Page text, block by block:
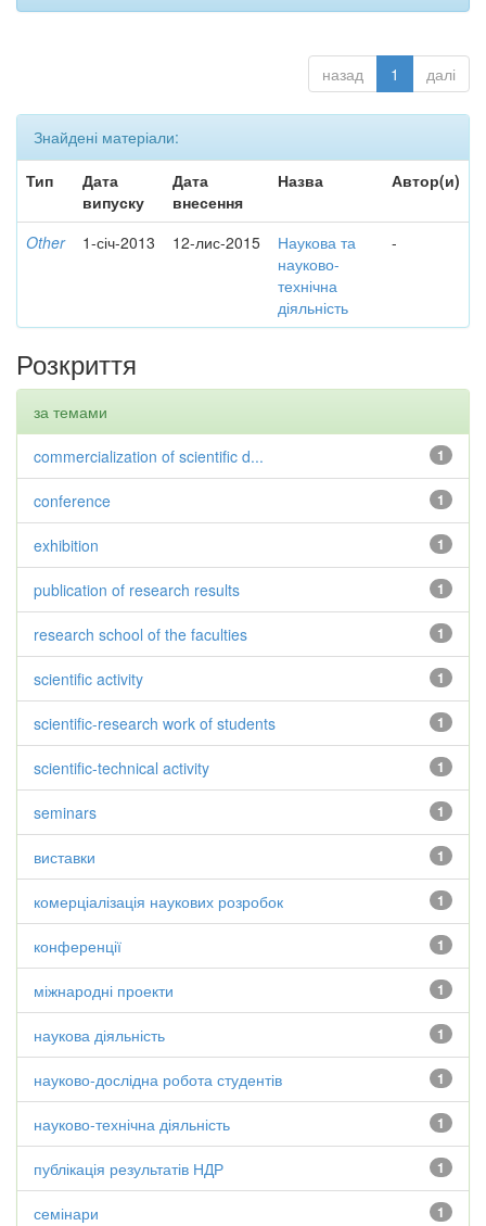
назад 1 далі
Знайдені матеріали:
Тип
Дата
випуску
Дата
внесення
Назва Автор(и)
Other 1-січ-2013 12-лис-2015
Наукова та
науково-
технічна
діяльність
-
Розкриття
за темами
1
commercialization of scientific d...
1
conference
1
exhibition
1
publication of research results
1
research school of the faculties
1
scientific activity
1
scientific-research work of students
1
scientific-technical activity
1
seminars
1
виставки
1
комерціалізація наукових розробок
1
конференції
1
міжнародні проекти
1
наукова діяльність
1
науково-дослідна робота студентів
1
науково-технічна діяльність
1
публікація результатів НДР
1
семінари